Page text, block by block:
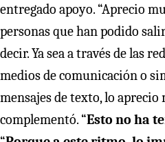
entregado apoyo. “Aprecio
personas que han podido
decir. Ya sea a través de las
medios de comunicación o
mensajes de texto, lo aprecio
complementó. “Esto no ha